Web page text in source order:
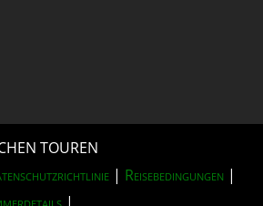
TOUREN
| Reisebedingungen|